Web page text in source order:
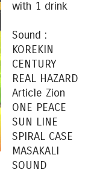
with 1 drink
Sound :
KOREKIN
CENTURY
REAL HAZARD
Article Zion
ONE PEACE
SUN LINE
SPIRAL CASE
MASAKALI
SOUND